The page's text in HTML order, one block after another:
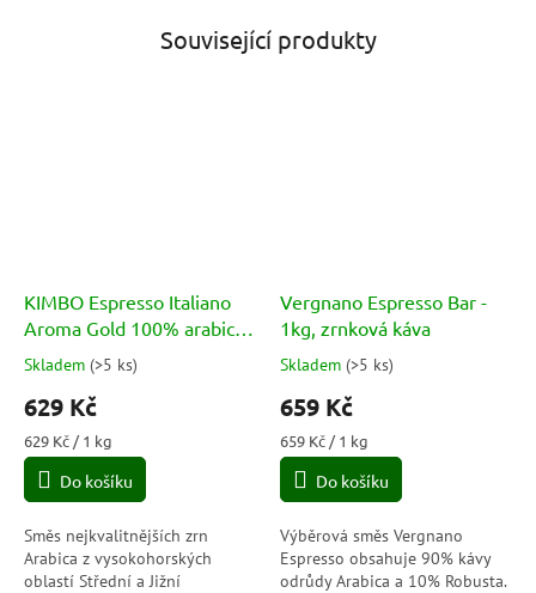
Související produkty
KIMBO Espresso Italiano
Aroma Gold 100% arabica
1kg
Průměrné
hodnocení
produktu
je
5,0
5
hvězdiček.
Skladem (>5 ks)
629 Kč
Měrná
cena:
629 Kč / 1 kg
Do košíku
Směs nejkvalitnějších zrn
Arabica z vysokohorských
oblastí Střední a Jižní
Vergnano Espresso Bar -
1kg, zrnková káva
Průměrné
hodnocení
produktu
je
5,0
5
hvězdiček.
Skladem (>5 ks)
659 Kč
Měrná
cena:
659 Kč / 1 kg
Do košíku
Výběrová směs Vergnano
Espresso obsahuje 90% kávy
odrůdy Arabica a 10% Robusta.